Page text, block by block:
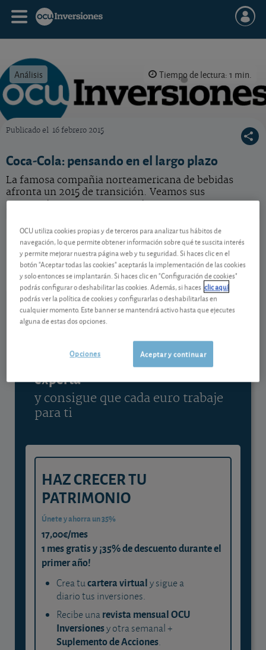
Análisis Tiempo de lectura: 1 min.
Publicado el 16 febrero 2015
Coca-Cola: pensando en el largo plazo
La famosa compañia norteamericana de bebidas
afronta un 2015 de transición. Veamos sus
perspectivas y nuestro consejo.
Coca - Cola
US1912161007
07/08/2026 Nueva York
87,05 USD
0,2 USD (0,23 %)
Ver detalladamente
Contenido reservado a SOCIOS
Gestiona tu dinero con visión
experta
y consigue que cada euro trabaje
para ti
HAZ CRECER TU
PATRIMONIO
Únete y ahorra un 35%
17,00€/mes
1 mes gratis y ¡35% de descuento durante el
primer año!
Crea tucartera virtualy sigue a
diario tus inversiones.
Recibe unarevista mensual OCU
Inversionesy otra semanal +
Suplemento de Acciones.
OCU utiliza cookies propias y de terceros para analizar tus hábitos de
navegación, lo que permite obtener información sobre qué te suscita interés
y permite mejorar nuestra página web y tu seguridad. Si haces clic en el
botón "Aceptar todas las cookies" aceptarás la implementación de las cookies
y solo entonces se implantarán. Si haces clic en "Configuración de cookies"
podrás configurar o deshabilitar las cookies. Además, si haces clic aquí
podrás ver la política de cookies y configurarlas o deshabilitarlas en
cualquier momento. Este banner se mantendrá activo hasta que ejecutes
alguna de estas dos opciones.
Aceptar y continuar
Opciones